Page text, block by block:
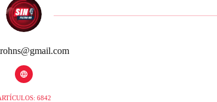
6842